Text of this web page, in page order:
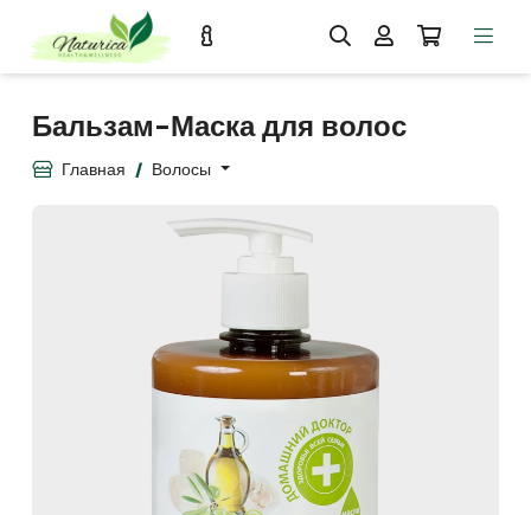
Бальзам-Маска для волос
Главная Волосы